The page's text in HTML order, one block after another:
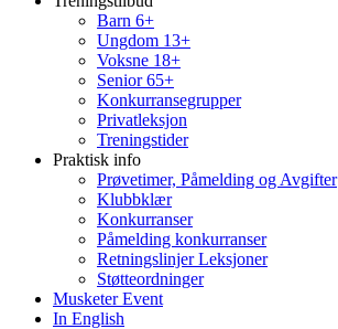
Barn 6+
Ungdom 13+
Voksne 18+
Senior 65+
Konkurransegrupper
Privatleksjon
Treningstider
Praktisk info
Prøvetimer, Påmelding og Avgifter
Klubbklær
Konkurranser
Påmelding konkurranser
Retningslinjer Leksjoner
Støtteordninger
Musketer Event
In English